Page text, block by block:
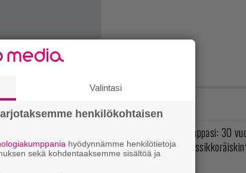
No johan pomppasi: 30
ilmestynyt
lisää sisältöä
Valintasi
henkilökohtaisen
hyödynnämme henkilötietoja
sekä kohdentaaksemme sisältöä ja